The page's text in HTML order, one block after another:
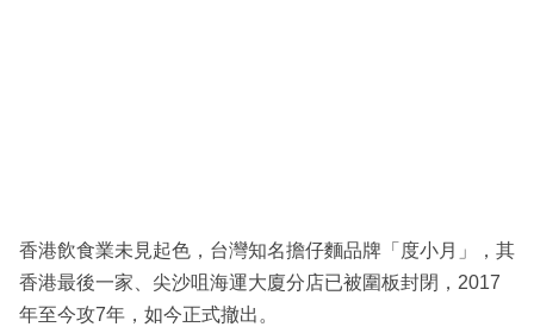
區
香港飲食業未見起色，台灣知名擔仔麵品牌「度小月」，其
香港最後一家、尖沙咀海運大廈分店已被圍板封閉，2017
年至今攻7年，如今正式撤出。